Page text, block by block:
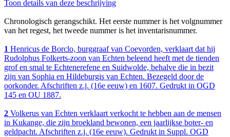
Toon details van deze beschrijving
Chronologisch gerangschikt. Het eerste nummer is het volgnummer
van het regest, het tweede nummer is het inventarisnummer.
1 Henricus de Borclo, burggraaf van Coevorden, verklaart dat hij
Rudolphus Folkerts-zoon van Echten beleend heeft met de tienden
grof en smal te Echtenerefene en Suidwolde, behalve die in bezit
zijn van Sophia en Hildeburgis van Echten. Bezegeld door de
oorkonder. Afschriften z.j. (16e eeuw) en 1607. Gedrukt in OGD
145 en OU 1887.
2 Volkerus van Echten verklaart verkocht te hebben aan de mensen
in Kukange, die zijn broekland bewonen, een jaarlijkse boter- en
geldpacht. Afschriften z.j. (16e eeuw). Gedrukt in Suppl. OGD